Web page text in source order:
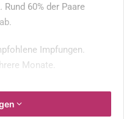
60% der Paare
ab.
Impfungen.
Monate.